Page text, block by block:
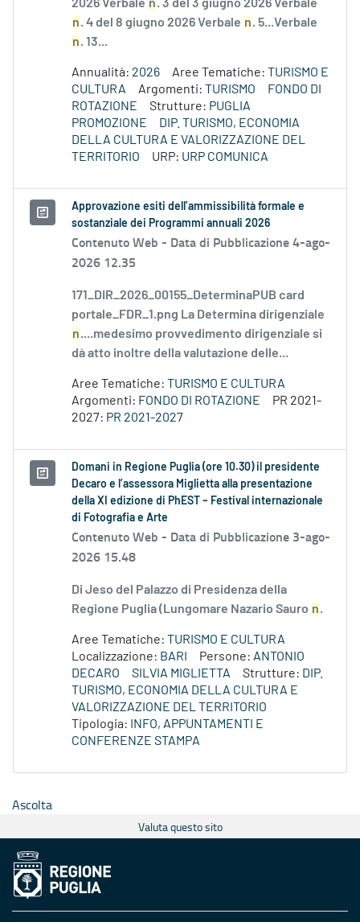
2026 Verbale n. 3 del 3 giugno 2026 Verbale
n. 4 del 8 giugno 2026 Verbale n. 5...Verbale
n. 13...
Annualità: 2026 Aree Tematiche: TURISMO E
CULTURA
Argomenti: TURISMO
FONDO DI
ROTAZIONE
Strutture: PUGLIA
PROMOZIONE
DIP. TURISMO, ECONOMIA
DELLA CULTURA E VALORIZZAZIONE DEL
TERRITORIO
URP: URP COMUNICA
Approvazione esiti dell’ammissibilità formale e
sostanziale dei Programmi annuali 2026
Contenuto Web - Data di Pubblicazione 4-ago-
2026 12.35
171_DIR_2026_00155_DeterminaPUB card
portale_FDR_1.png La Determina dirigenziale
n....medesimo provvedimento dirigenziale si
dà atto inoltre della valutazione delle...
Aree Tematiche: TURISMO E CULTURA
Argomenti: FONDO DI ROTAZIONE
PR 2021-
2027: PR 2021-2027
Domani in Regione Puglia (ore 10.30) il presidente
Decaro e l’assessora Miglietta alla presentazione
della XI edizione di PhEST – Festival internazionale
di Fotografia e Arte
Contenuto Web - Data di Pubblicazione 3-ago-
2026 15.48
Di Jeso del Palazzo di Presidenza della
Regione Puglia (Lungomare Nazario Sauro n.
Aree Tematiche: TURISMO E CULTURA
Localizzazione: BARI Persone: ANTONIO
DECARO
SILVIA MIGLIETTA Strutture: DIP.
TURISMO, ECONOMIA DELLA CULTURA E
VALORIZZAZIONE DEL TERRITORIO
Tipologia:
INFO, APPUNTAMENTI E
CONFERENZE STAMPA
Ascolta
Valuta questo sito